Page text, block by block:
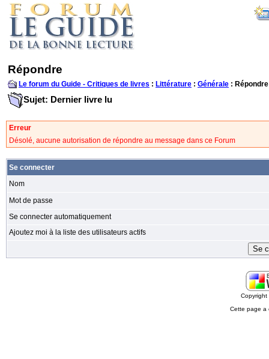
Répondre
Le forum du Guide - Critiques de livres : Littérature : Générale : Répondre
Sujet: Dernier livre lu
Erreur
Désolé, aucune autorisation de répondre au message dans ce Forum
Se connecter
Nom
Mot de passe
Se connecter automatiquement
Ajoutez moi à la liste des utilisateurs actifs
Cette page a